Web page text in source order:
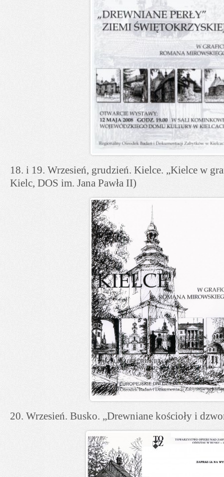
18. i 19. Wrzesień, grudzień. Kielce. „Kielce w
Kielc, DOS im. Jana Pawła II)
20. Wrzesień. Busko. „Drewniane kościoły i